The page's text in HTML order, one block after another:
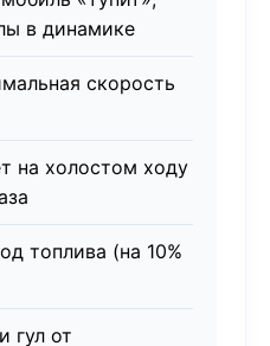
в динамике
скорость
на холостом ходу
топлива (на 10%
гул от